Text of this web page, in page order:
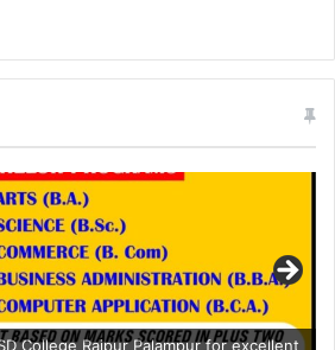
College Rajpur Palampur for excellent